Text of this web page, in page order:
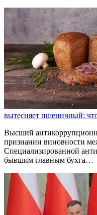
вытесняет пшеничный:
Высший
признании виновности
Специализированной
бывшим главным бухга…